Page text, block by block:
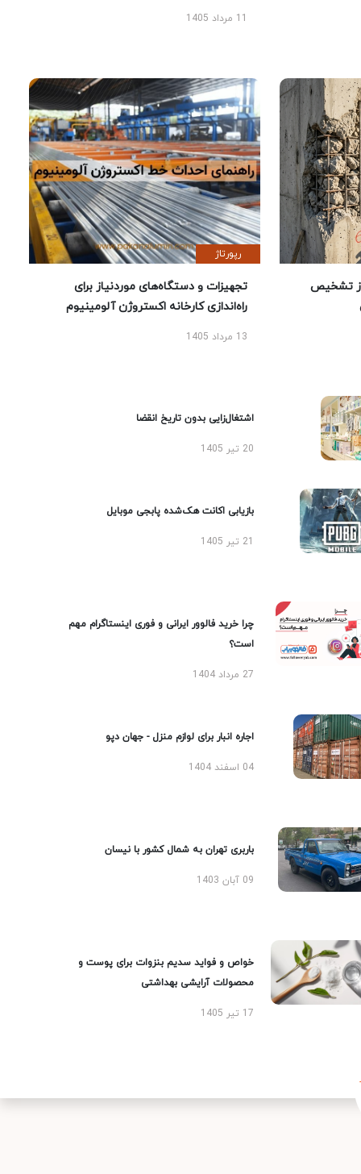
تشخیص
رپورتاژ
تجهیزات و دستگاه‌های موردنیاز برای
راه‌اندازی کارخانه اکستروژن آلومینیوم
13 مرداد 1405
اشتغال‌زایی بدون تاریخ انقضا
20 تیر 1405
بازیابی اکانت هک‌شده پابجی موبایل
چرا خرید فالوور ایرانی و فوری اینستاگرام مهم
است؟
27 مرداد 1404
اجاره انبار برای لوازم منزل - جهان دپو
04 اسفند 1404
باربری تهران به شمال کشور با نیسان
09 آبان 1403
خواص و فواید سدیم بنزوات برای پوست و
محصولات آرایشی بهداشتی
17 تیر 1405